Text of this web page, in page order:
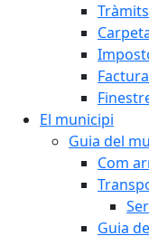
El municipi
Guia del
Com
Guia